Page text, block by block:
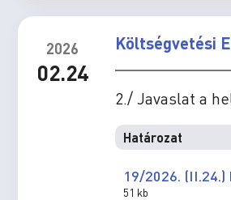
2026
02.24
Költségvetési
2./ Javaslat a
Határozat
19/2026. (II.24.)
51 kb